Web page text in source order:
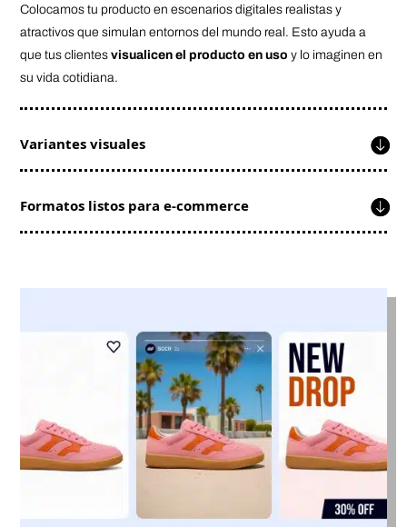
Colocamos tu producto en escenarios digitales realistas y
atractivos que simulan entornos del mundo real. Esto ayuda a
que tus clientesvisualicen el producto en uso y lo imaginen en
su vida cotidiana.
Variantes visuales
Formatos listos para e-commerce